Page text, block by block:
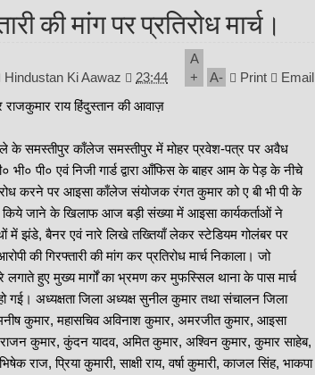
की मांग पर प्रतिरोध मार्च।
Hindustan Ki Aawaz 23:44
A
+
A- Print
Email
राजकुमार राय हिंदुस्तान की आवाज़
के समस्तीपुर काँलेज समस्तीपुर में मोहर प्रवेश-पत्र पर अवैध
भी० पी० एवं निजी गार्ड द्वारा आँफिस के बाहर आम के पेड़ के नीचे
करने पर आइसा काँलेज संयोजक रंगत कुमार को ए बी भी पी के
किये जाने के खिलाफ आज बड़ी संख्या में आइसा कार्यकर्ताओं ने
में झंडे, बैनर एवं नारे लिखे तख्तियाँ लेकर स्टेडियम गोलंबर पर
की गिरफ्तारी की मांग कर प्रतिरोध मार्च निकाला। जो
लगाते हुए मुख्य मार्गों का भ्रमण कर मुफस्सिल थाना के पास मार्च
गई। अध्यक्षता जिला अध्यक्ष सुनील कुमार तथा संचालन जिला
कुमार, महासचिव अविनाश कुमार, अमरजीत कुमार, आइसा
कुमार, कुंदन यादव, अमित कुमार, अश्विन कुमार, कुमार साहेब,
प्रिया कुमारी, साक्षी राय, वर्षा कुमारी, काजल सिंह, भाकपा